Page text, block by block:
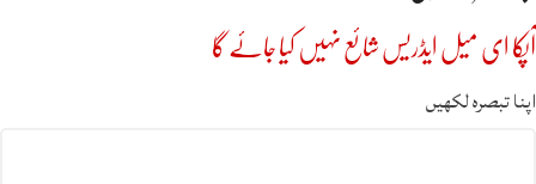
آپکا ای میل ایڈریس شائع نہیں کیا جائے گا
اپنا تبصرہ لکھیں